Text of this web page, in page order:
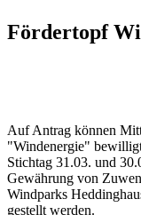
Fördertopf
Auf Antrag können
"Windenergie"
Stichtag 31.03. und
Gewährung von
Windparks
gestellt werden.